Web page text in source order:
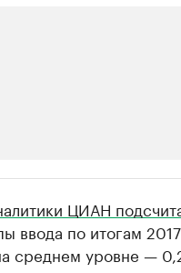
производители и
продукции
ЦИАН
ввода по итогам
среднем уровне —